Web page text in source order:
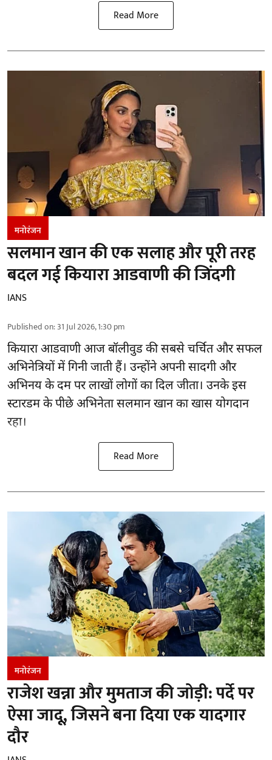
Read More
मनोरंजन
सलमान खान की एक सलाह और पूरी तरह
बदल गई कियारा आडवाणी की जिंदगी
IANS
Published on:31 Jul 2026, 1:30 pm
कियारा आडवाणी आज बॉलीवुड की सबसे चर्चित और सफल
अभिनेत्रियों में गिनी जाती हैं। उन्होंने अपनी सादगी और
अभिनय के दम पर लाखों लोगों का दिल जीता। उनके इस
स्टारडम के पीछे अभिनेता सलमान खान का खास योगदान
रहा।
Read More
मनोरंजन
राजेश खन्ना और मुमताज की जोड़ी: पर्दे पर
ऐसा जादू, जिसने बना दिया एक यादगार
दौर